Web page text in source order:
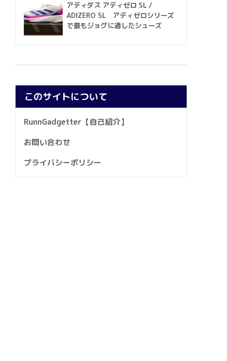
アディダス アディゼロ SL /
ADIZERO SL アディゼロシリーズ
で最もジョグに適したシューズ
このサイトについて
RunnGadgetter【自己紹介】
お問い合わせ
プライバシーポリシー